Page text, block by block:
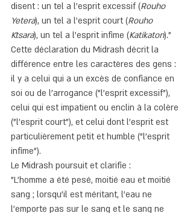
disent : un tel a l'esprit excessif (Rouho
Yetera), un tel a l'esprit court (Rouho
Ktsara), un tel a l'esprit infime (Katikaton)."
Cette déclaration du Midrash décrit la
différence entre les caractères des gens :
il y a celui qui a un excès de confiance en
soi ou de l'arrogance ("l'esprit excessif"),
celui qui est impatient ou enclin à la colère
("l'esprit court"), et celui dont l'esprit est
particulièrement petit et humble ("l'esprit
infime").
Le Midrash poursuit et clarifie :
"L'homme a été pesé, moitié eau et moitié
sang ; lorsqu'il est méritant, l'eau ne
l'emporte pas sur le sang et le sang ne